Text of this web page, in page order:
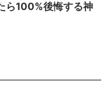
ら100%後悔する神